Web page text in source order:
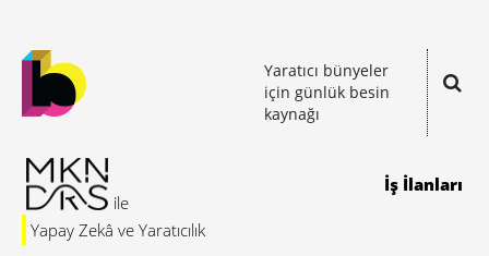
Yaratıcı bünyeler
için günlük besin
kaynağı
Yapay Zekâ ve Yaratıcılık
İş İlanları